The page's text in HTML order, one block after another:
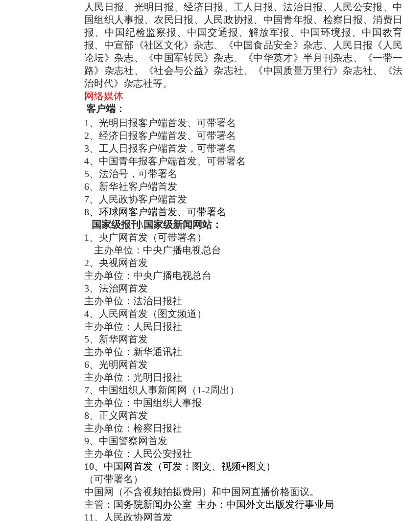
人民日报、光明日报、经济日报、工人日报、法治日报、人民公安报、中
国组织人事报、农民日报、人民政协报、中国青年报、检察日报、消费日
报、中国纪检监察报、中国交通报、解放军报、中国环境报、中国教育
报、中宣部《社区文化》杂志、《中国食品安全》杂志、人民日报《人民
论坛》杂志、《中国军转民》杂志、《中华英才》半月刊杂志、《一带一
路》杂志社、《社会与公益》杂志社、《中国质量万里行》杂志社、《法
治时代》杂志社等。
网络媒体
客户端：
1、光明日报客户端首发、可带署名
2、经济日报客户端首发、可带署名
3、工人日报客户端首发，可带署名
4、中国青年报客户端首发、可带署名
5、法治号，可带署名
6、新华社客户端首发
7、人民政协客户端首发
8、环球网客户端首发、可带署名
国家级报刊\国家级新闻网站：
1、央广网首发（可带署名）
主办单位：中央广播电视总台
2、央视网首发
主办单位：中央广播电视总台
3、法治网首发
主办单位：法治日报社
4、人民网首发（图文频道）
主办单位：人民日报社
5、新华网首发
主办单位：新华通讯社
6、光明网首发
主办单位：光明日报社
7、中国组织人事新闻网（1-2周出）
主办单位：中国组织人事报
8、正义网首发
主办单位：检察日报社
9、中国警察网首发
主办单位：人民公安报社
10、中国网首发（可发：图文、视频+图文）
（可带署名）
中国网（不含视频拍摄费用）和中国网直播价格面议。
主管 ： 国务院新闻办公室 主办： 中国外文出版发行事业局
11、人民政协网首发